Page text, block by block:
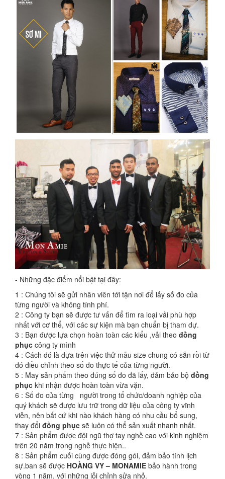
- Những đặc điểm nổi bật tại đây:
1 : Chúng tôi sẽ gửi nhân viên tới tận nơi để lấy số đo của
từng người và không tính phí.
2 : Công ty bạn sẽ được tư vấn để tìm ra loại vải phù hợp
nhất với cơ thể, với các sự kiện mà bạn chuẩn bị tham dự.
3 : Bạn được lựa chọn hoàn toàn các kiểu ,vải theo đồng
phục công ty mình
4 : Cách đó là dựa trên việc thử mẫu size chung có sẵn rồi từ
đó điều chỉnh theo số đo thực tế của từng người.
5 : May sản phẩm theo đúng số đo đã lấy, đảm bảo bộ đồng
phục khi nhận được hoàn toàn vừa vặn.
6 : Số đo của từng người trong tổ chức/doanh nghiệp của
quý khách sẽ được lưu trữ trong dữ liệu của công ty vĩnh
viễn, nên bất cứ khi nào khách hàng có nhu cầu bổ sung,
thay đổi đồng phục sẽ luôn có thể sản xuất nhanh nhất.
7 : Sản phẩm được đội ngũ thợ tay nghề cao với kinh nghiệm
trên 20 năm trong nghề thực hiện..
8 : Sản phẩm cuối cùng được đóng gói, đảm bảo tính lịch
sự.ban sẽ được HOÀNG VY – MONAMIE bảo hành trong
vòng 1 năm, với những lỗi chỉnh sửa nhỏ.